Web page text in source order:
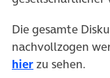
Die gesamte
nachvollzogen
hierzu sehen.